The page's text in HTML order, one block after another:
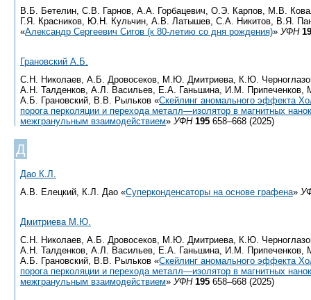
В.Б. Бетелин, С.В. Гарнов, А.А. Горбацевич, О.Э. Карпов, М.В.
Г.Я. Красников, Ю.Н. Кульчин, А.В. Латышев, С.А. Никитов, В.Я.
«Александр Сергеевич Сигов (к 80-летию со дня рождения)» УФН
Грановский А.Б.
С.Н. Николаев, А.Б. Дровосеков, М.Ю. Дмитриева, К.Ю.
А.Н. Талденков, А.Л. Васильев, Е.А. Ганьшина, И.М. Припеченков,
А.Б. Грановский, В.В. Рыльков «Cкейлинг аномального эффекта
порога перколяции и перехода металл—изолятор в магнитных
межгранульным взаимодействием» УФН 195 658–668 (2025)
Д
Дао К.Л.
А.В. Елецкий, К.Л. Дао «Суперконденсаторы на основе графена»
Дмитриева М.Ю.
С.Н. Николаев, А.Б. Дровосеков, М.Ю. Дмитриева, К.Ю.
А.Н. Талденков, А.Л. Васильев, Е.А. Ганьшина, И.М. Припеченков,
А.Б. Грановский, В.В. Рыльков «Cкейлинг аномального эффекта
порога перколяции и перехода металл—изолятор в магнитных
межгранульным взаимодействием» УФН 195 658–668 (2025)